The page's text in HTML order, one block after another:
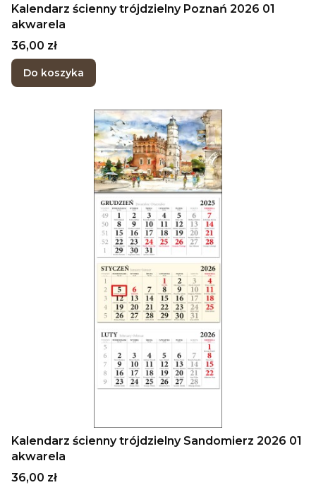
Kalendarz ścienny trójdzielny Poznań 2026 01
akwarela
Cena
36,00 zł
Do koszyka
Kalendarz ścienny trójdzielny Sandomierz 2026 01
akwarela
Cena
36,00 zł